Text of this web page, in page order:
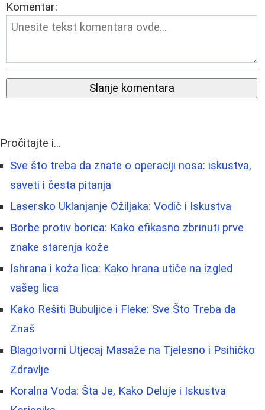
Komentar:
Slanje komentara
Pročitajte i...
Sve što treba da znate o operaciji nosa: iskustva,
saveti i česta pitanja
Lasersko Uklanjanje Ožiljaka: Vodič i Iskustva
Borbe protiv borica: Kako efikasno zbrinuti prve
znake starenja kože
Ishrana i koža lica: Kako hrana utiče na izgled
vašeg lica
Kako Rešiti Bubuljice i Fleke: Sve Što Treba da
Znaš
Blagotvorni Utjecaj Masaže na Tjelesno i Psihičko
Zdravlje
Koralna Voda: Šta Je, Kako Deluje i Iskustva